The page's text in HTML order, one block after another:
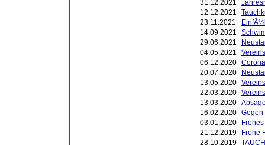
31.12.2021
12.12.2021
23.11.2021
14.09.2021
29.06.2021
04.05.2021
06.12.2020
20.07.2020
13.05.2020
22.03.2020
13.03.2020
16.02.2020 Gegen
03.01.2020
21.12.2019
Frohe
28.10.2019